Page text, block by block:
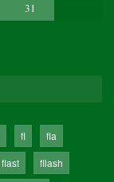
31
fl
fla
flast
fllash